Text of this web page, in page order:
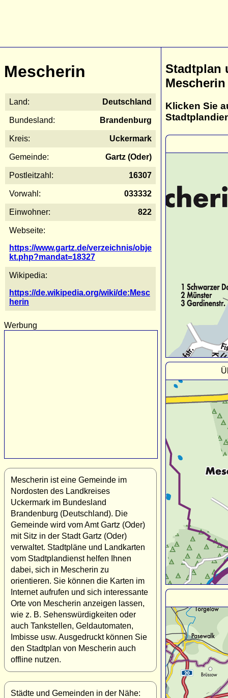
Mescherin
Land: Deutschland
Bundesland: Brandenburg
Kreis: Uckermark
Gemeinde: Gartz (Oder)
Postleitzahl: 16307
Vorwahl: 033332
Einwohner: 822
Webseite:
https://www.gartz.de/verzeichnis/obje
kt.php?mandat=18327
Wikipedia:
https://de.wikipedia.org/wiki/de:Mesc
herin
Werbung
Mescherin ist eine Gemeinde im
Nordosten des Landkreises
Uckermark im Bundesland
Brandenburg (Deutschland). Die
Gemeinde wird vom Amt Gartz (Oder)
mit Sitz in der Stadt Gartz (Oder)
verwaltet. Stadtpläne und Landkarten
vom Stadtplandienst helfen Ihnen
dabei, sich in Mescherin zu
orientieren. Sie können die Karten im
Internet aufrufen und sich interessante
Orte von Mescherin anzeigen lassen,
wie z. B. Sehenswürdigkeiten oder
auch Tankstellen, Geldautomaten,
Imbisse usw. Ausgedruckt können Sie
den Stadtplan von Mescherin auch
offline nutzen.
Städte und Gemeinden in der Nähe:
Stadtplan
Mescherin
Klicken Sie